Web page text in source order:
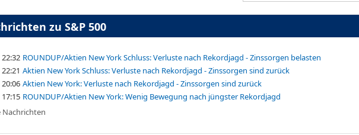
zu S&P 500
22:32 ROUNDUP/Aktien New York Schluss: Verluste nach Rekordjagd - Zinssorgen belasten
Aktien New York Schluss: Verluste nach Rekordjagd - Zinssorgen sind zurück
20:06 Aktien New York: Verluste nach Rekordjagd - Zinssorgen sind zurück
17:15 ROUNDUP/Aktien New York: Wenig Bewegung nach jüngster Rekordjagd
Nachrichten